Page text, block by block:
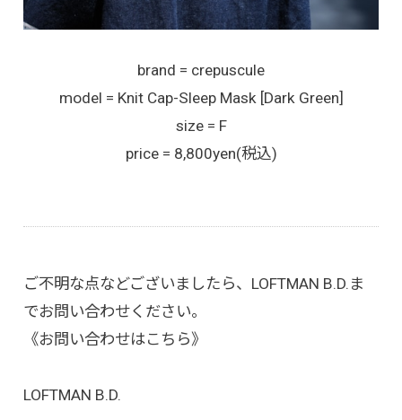
brand = crepuscule
model = Knit Cap-Sleep Mask [Dark Green]
size = F
price = 8,800yen(税込)
ご不明な点などございましたら、LOFTMAN B.D.ま
でお問い合わせください。
《お問い合わせはこちら》
LOFTMAN B.D.